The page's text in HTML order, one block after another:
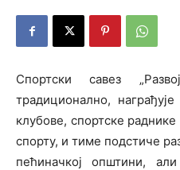
Спортски савез
традиционално,
клубове, спортске
спорту, и тиме подстиче
пећиначкој општини,